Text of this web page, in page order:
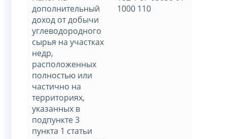
дополнительный
доход от добычи
углеводородного
сырья на участках
недр,
расположенных
полностью или
частично на
территориях,
указанных в
подпункте 3
пункта 1 статьи
1000 110